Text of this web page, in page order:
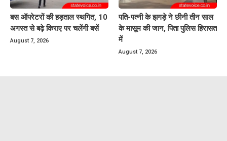
बस ऑपरेटरों की हड़ताल स्थगित, 10
अगस्त से बढ़े किराए पर चलेंगी बसें
August 7, 2026
पति-पत्नी के झगड़े ने छीनी तीन साल
के मासूम की जान, पिता पुलिस हिरासत
में
August 7, 2026